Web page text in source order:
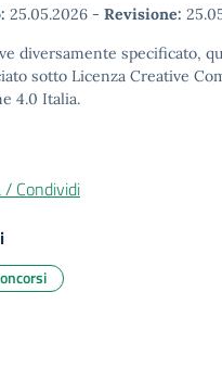
25.05.2026 - Revisione:
diversamente specificato,
sotto Licenza Creative
4.0 Italia.
Condividi